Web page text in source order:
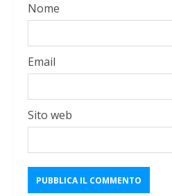
Nome
Email
Sito web